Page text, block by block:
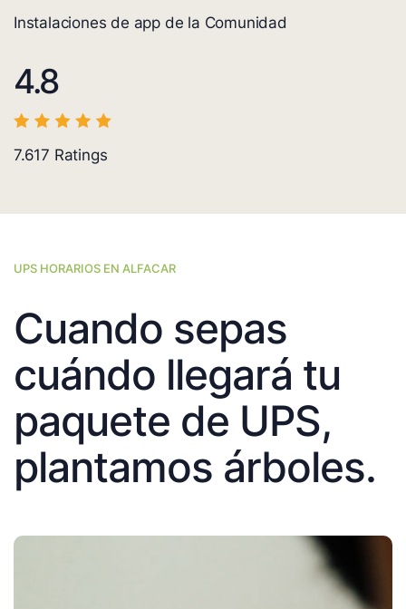
Instalaciones de app de la Comunidad
4.8
7.617 Ratings
UPS HORARIOS EN ALFACAR
Cuando sepas
cuándo llegará tu
paquete de UPS,
plantamos árboles.